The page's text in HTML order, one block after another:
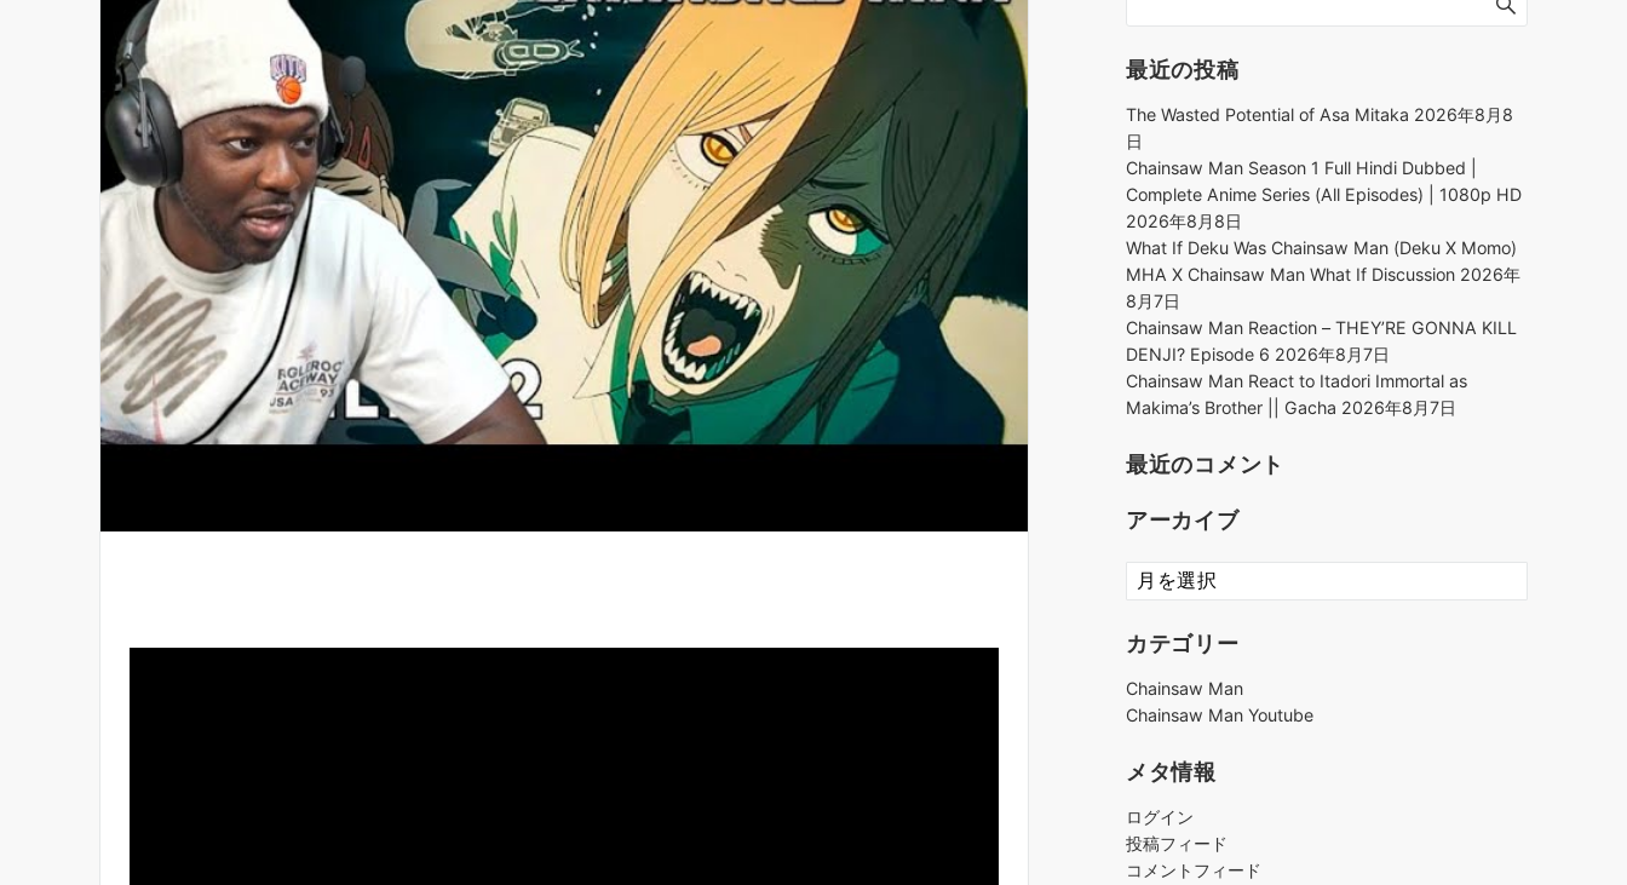
最近の投稿
The Wasted Potential of Asa Mitaka 2026年8月8
日
Chainsaw Man Season 1 Full Hindi Dubbed |
Complete Anime Series (All Episodes) | 1080p HD
2026年8月8日
What If Deku Was Chainsaw Man (Deku X Momo)
MHA X Chainsaw Man What If Discussion 2026年
8月7日
Chainsaw Man Reaction – THEY’RE GONNA KILL
DENJI? Episode 6 2026年8月7日
Chainsaw Man React to Itadori Immortal as
Makima’s Brother || Gacha 2026年8月7日
最近のコメント
アーカイブ
ア
ー
イ
カテゴリー
Chainsaw Man
Chainsaw Man Youtube
メタ情報
ログイン
投稿フィード
コメントフィード